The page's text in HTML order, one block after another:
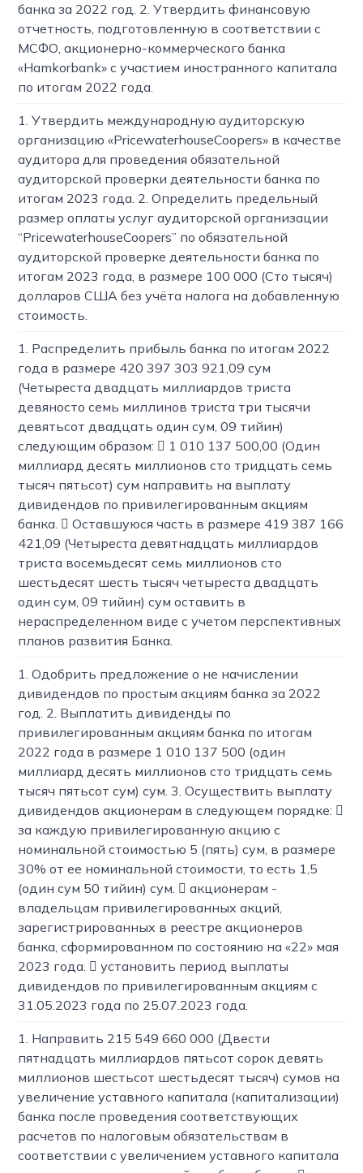
банка за 2022 год. 2. Утвердить финансовую
отчетность, подготовленную в соответствии с
МСФО, акционерно-коммерческого банка
«Hamkorbank» с участием иностранного капитала
по итогам 2022 года.
1. Утвердить международную аудиторскую
организацию «PricewaterhouseCoopers» в качестве
аудитора для проведения обязательной
аудиторской проверки деятельности банка по
итогам 2023 года. 2. Определить предельный
размер оплаты услуг аудиторской организации
“PricewaterhouseCoopers” по обязательной
аудиторской проверке деятельности банка по
итогам 2023 года, в размере 100 000 (Сто тысяч)
долларов США без учёта налога на добавленную
стоимость.
1. Распределить прибыль банка по итогам 2022
года в размере 420 397 303 921,09 сум
(Четыреста двадцать миллиардов триста
девяносто семь миллинов триста три тысячи
девятьсот двадцать один сум, 09 тийин)
следующим образом:  1 010 137 500,00 (Один
миллиард десять миллионов сто тридцать семь
тысяч пятьсот) сум направить на выплату
дивидендов по привилегированным акциям
банка.  Оставшуюся часть в размере 419 387 166
421,09 (Четыреста девятнадцать миллиардов
триста восемьдесят семь миллионов сто
шестьдесят шесть тысяч четыреста двадцать
один сум, 09 тийин) сум оставить в
нераспределенном виде с учетом перспективных
планов развития Банка.
1. Одобрить предложение о не начислении
дивидендов по простым акциям банка за 2022
год. 2. Выплатить дивиденды по
привилегированным акциям банка по итогам
2022 года в размере 1 010 137 500 (один
миллиард десять миллионов сто тридцать семь
тысяч пятьсот сум) сум. 3. Осуществить выплату
дивидендов акционерам в следующем порядке: 
за каждую привилегированную акцию с
номинальной стоимостью 5 (пять) сум, в размере
30% от ее номинальной стоимости, то есть 1,5
(один сум 50 тийин) сум.  акционерам -
владельцам привилегированных акций,
зарегистрированных в реестре акционеров
банка, сформированном по состоянию на «22» мая
2023 года.  установить период выплаты
дивидендов по привилегированным акциям с
31.05.2023 года по 25.07.2023 года.
1. Направить 215 549 660 000 (Двести
пятнадцать миллиардов пятьсот сорок девять
миллионов шестьсот шестьдесят тысяч) сумов на
увеличение уставного капитала (капитализации)
банка после проведения соответствующих
расчетов по налоговым обязательствам в
соответствии с увеличением уставного капитала